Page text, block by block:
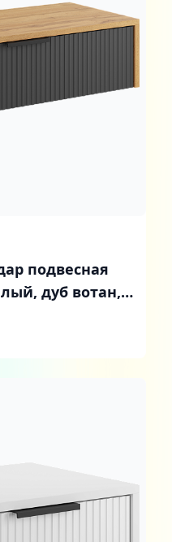
подвесная
дуб вотан,